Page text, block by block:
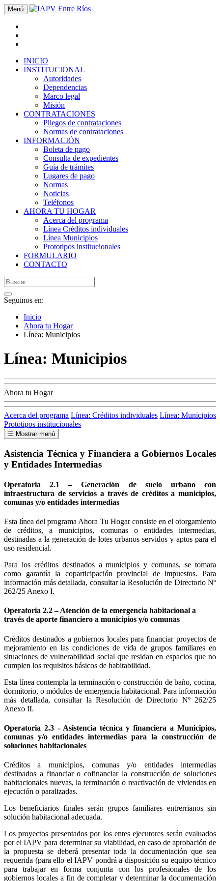
Menú
INICIO
INSTITUCIONAL
Autoridades
Dependencias
Marco legal
Misión
CONTRATACIONES
Pliegos de contrataciones
Normas de contrataciones
INFORMACIÓN
Boleta de pago
Consulta de expedientes
Guía de trámites
Lugares de pago
Normas
Noticias
Teléfonos
AHORA TU HOGAR
Acerca del programa
Línea Créditos individuales
Línea Municipios
Prototipos institucionales
FORMULARIO
CONTACTO
Seguinos en:
Inicio
Ahora tu Hogar
Línea: Municipios
Línea: Municipios
Ahora tu Hogar
Acerca del programa Línea: Créditos individuales Línea: Municipios
Prototipos institucionales
☰ Mostrar menú
Asistencia Técnica y Financiera a Gobiernos Locales
y Entidades Intermedias
Operatoria 2.1 – Generación de suelo urbano con
infraestructura de servicios a través de créditos a municipios,
comunas y/o entidades intermedias
Esta línea del programa Ahora Tu Hogar consiste en el otorgamiento
de créditos, a municipios, comunas o entidades intermedias,
destinadas a la generación de lotes urbanos servidos y aptos para el
uso residencial.
Para los créditos destinados a municipios y comunas, se tomara
como garantía la coparticipación provincial de impuestos. Para
información más detallada, consultar la Resolución de Directorio Nº
262/25 Anexo I.
Operatoria 2.2 – Atención de la emergencia habitacional a
través de aporte financiero a municipios y/o comunas
Créditos destinados a gobiernos locales para financiar proyectos de
mejoramiento en las condiciones de vida de grupos familiares en
situaciones de vulnerabilidad social que residan en espacios que no
cumplen los requisitos básicos de habitabilidad.
Esta línea contempla la terminación o construcción de baño, cocina,
dormitorio, o módulos de emergencia habitacional. Para información
más detallada, consultar la Resolución de Directorio Nº 262/25
Anexo II.
Operatoria 2.3 - Asistencia técnica y financiera a Municipios,
comunas y/o entidades intermedias para la construcción de
soluciones habitacionales
Créditos a municipios, comunas y/o entidades intermedias
destinados a financiar o cofinanciar la construcción de soluciones
habitacionales nuevas, la terminación o reactivación de viviendas en
ejecución o paralizadas.
Los beneficiarios finales serán grupos familiares entrerrianos sin
solución habitacional adecuada.
Los proyectos presentados por los entes ejecutores serán evaluados
por el IAPV para determinar su viabilidad, en caso de aprobación de
la propuesta se deberá presentar toda la documentación que sea
requerida (para ello el IAPV pondrá a disposición su equipo técnico
para trabajar en forma conjunta con los profesionales de los
gobiernos locales a fin de completar y determinar la documentación